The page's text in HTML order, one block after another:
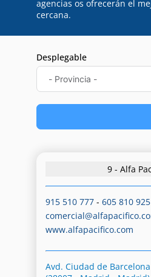
agencias os ofrecerán el
cercana.
Desplegable
9 - Alfa
915 510 777- 605 810 925
www.alfapacifico.com
Avd. Ciudad de